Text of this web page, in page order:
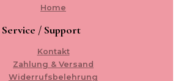
Home
Service / Support
Kontakt
Zahlung & Versand
Widerrufsbelehrung